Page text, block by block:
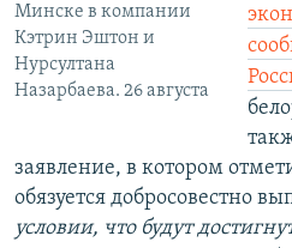
Минске в компании
Кэтрин Эштон и
Нурсултана
Назарбаева. 26 августа
заявление, в котором
обязуется добросовестно
условии, что будут